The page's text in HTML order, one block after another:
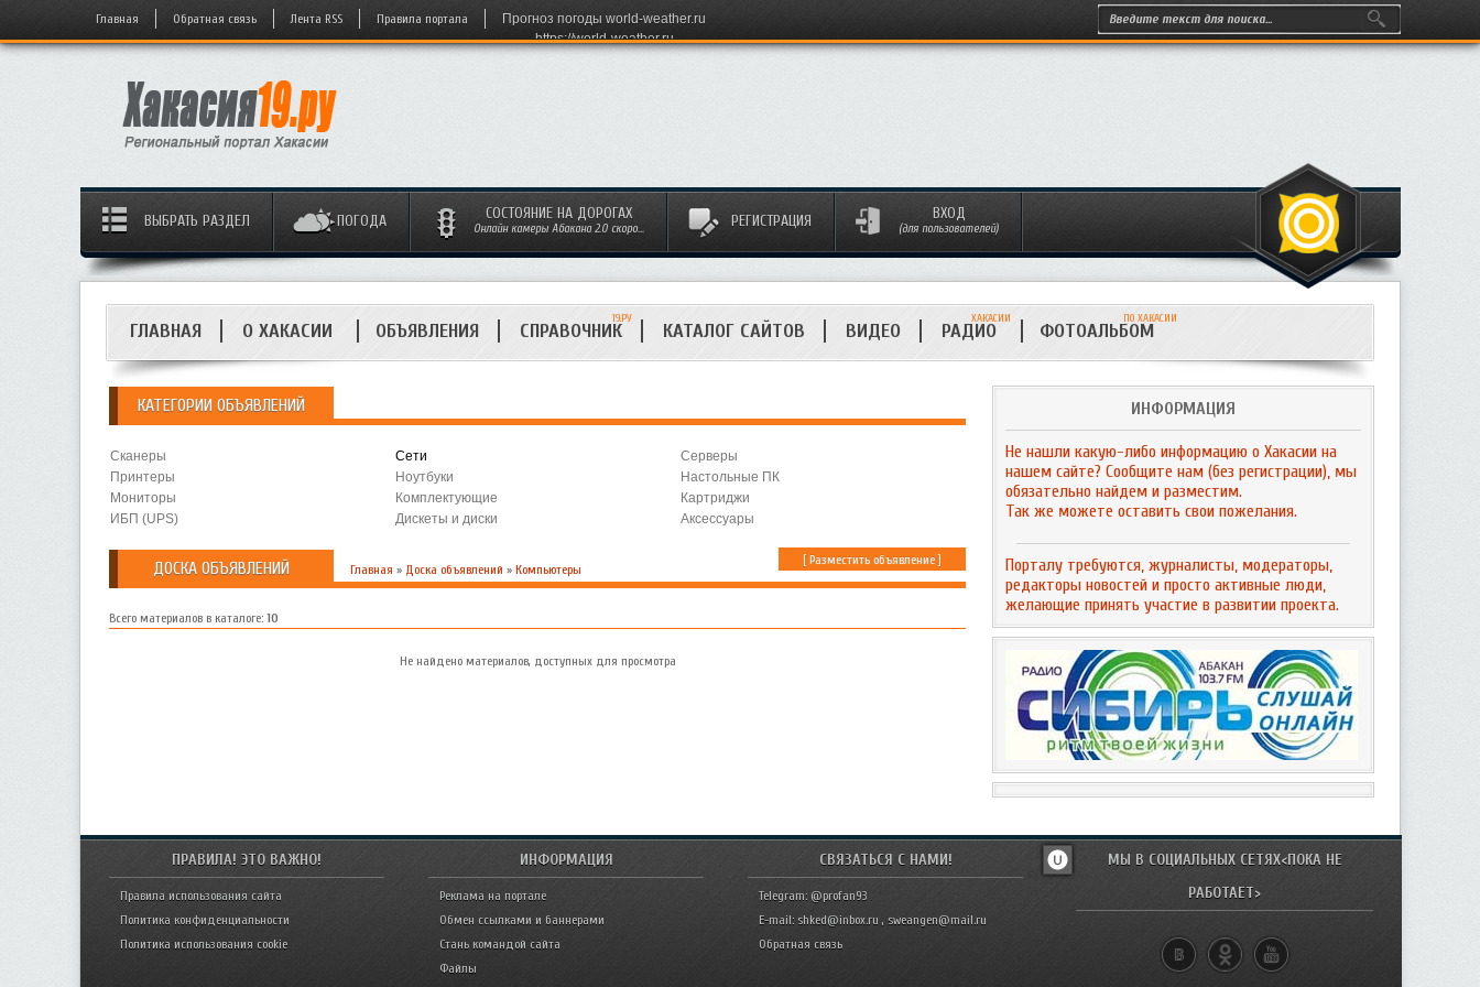
Главная Обратная связь Лента RSS Правила портала
Прогноз погоды world-weather.ru
https://world-weather.ru
ВЫБРАТЬ РАЗДЕЛ ПОГОДА СОСТОЯНИЕ НА ДОРОГАХ
Онлайн камеры Абакана 2.0 скоро... РЕГИСТРАЦИЯ ВХОД
(для пользователей)
ГЛАВНАЯ О ХАКАСИИ ОБЪЯВЛЕНИЯ СПРАВОЧНИК
19.РУ
КАТАЛОГ САЙТОВ ВИДЕО РАДИО
ХАКАСИИ
ФОТОАЛЬБОМ
ПО ХАКАСИИ
КАТЕГОРИИ ОБЪЯВЛЕНИЙ
Сканеры Сети
Серверы
Принтеры
Ноутбуки
Настольные ПК
Мониторы
Комплектующие
Картриджи
ИБП (UPS)
Дискеты и диски Аксессуары
ДОСКА ОБЪЯВЛЕНИЙ Главная » Доска объявлений » Компьютеры
[Разместить объявление]
Всего материалов в каталоге: 10
Не найдено материалов, доступных для просмотра
ИНФОРМАЦИЯ
Не нашли какую-либо информацию о Хакасии на
нашем сайте? Сообщите нам (без регистрации), мы
обязательно найдем и разместим.
Так же можете оставить свои пожелания.
Порталу требуются, журналисты, модераторы,
редакторы новостей и просто активные люди,
желающие принять участие в развитии проекта.
ПРАВИЛА! ЭТО ВАЖНО!
Правила использования сайта
Политика конфиденциальности
Политика использования cookie
ИНФОРМАЦИЯ
Реклама на портале
Обмен ссылками и баннерами
Стань командой сайта
Файлы
СВЯЗАТЬСЯ С НАМИ!
Telegram: @profan93
E-mail: shked@inbox.ru , sweangen@mail.ru
Обратная связь
МЫ В СОЦИАЛЬНЫХ СЕТЯХ<ПОКА НЕ
РАБОТАЕТ>